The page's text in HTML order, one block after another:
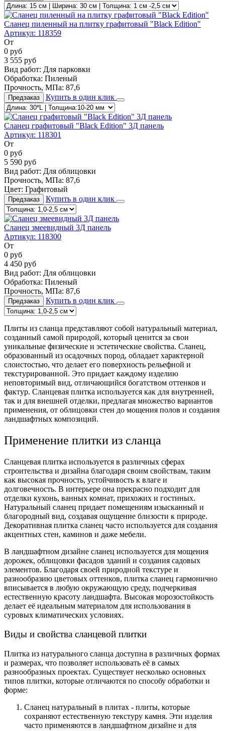
Сланец пиленный на плитку графитовый "Black Edition"
Артикул: 118359
От
0 руб
3 555 руб
Вид работ: Для парковки
Обработка: Пиленый
Прочность, МПа: 87,6
Предзаказ Купить в один клик
Сланец графитовый "Black Edition" 3Д панель
Артикул: 118301
От
0 руб
5 590 руб
Вид работ: Для облицовки
Прочность, МПа: 87,6
Цвет: Графитовый
Предзаказ Купить в один клик
Сланец змеевидный 3Д панель
Артикул: 118300
От
0 руб
4 450 руб
Вид работ: Для облицовки
Обработка: Пиленый
Прочность, МПа: 87,6
Предзаказ Купить в один клик
Плиты из сланца представляют собой натуральный материал,
созданный самой природой, который ценится за свои
уникальные физические и эстетические свойства. Сланец,
образованный из осадочных пород, обладает характерной
слоистостью, что делает его поверхность рельефной и
текстурированной. Это придает каждому изделию
неповторимый вид, отличающийся богатством оттенков и
фактур. Сланцевая плитка используется как для внутренней,
так и для внешней отделки, предлагая множество вариантов
применения, от облицовки стен до мощения полов и создания
ландшафтных композиций.
Применение плитки из сланца
Сланцевая плитка используется в различных сферах
строительства и дизайна благодаря своим свойствам, таким
как высокая прочность, устойчивость к влаге и
долговечность. В интерьере она прекрасно подходит для
отделки кухонь, ванных комнат, прихожих и гостиных.
Натуральный сланец придает помещениям изысканный и
благородный вид, создавая ощущение близости к природе.
Декоративная плитка сланец часто используется для создания
акцентных стен, каминов и даже мебели.
В ландшафтном дизайне сланец используется для мощения
дорожек, облицовки фасадов зданий и создания садовых
элементов. Благодаря своей природной текстуре и
разнообразию цветовых оттенков, плитка сланец гармонично
вписывается в любую окружающую среду, подчеркивая
естественную красоту ландшафта. Высокая морозостойкость
делает её идеальным материалом для использования в
суровых климатических условиях.
Виды и свойства сланцевой плитки
Плитка из натурального сланца доступна в различных формах
и размерах, что позволяет использовать её в самых
разнообразных проектах. Существует несколько основных
типов плитки, которые отличаются по способу обработки и
форме:
Сланец натуральный в плитах - плиты, которые
сохраняют естественную текстуру камня. Эти изделия
часто применяются в ландшафтном дизайне и для